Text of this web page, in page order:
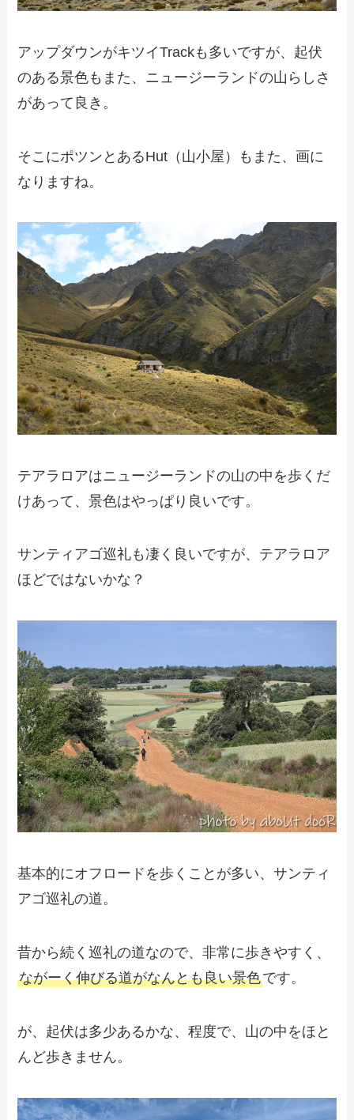
アップダウンがキツイTrackも多いですが、起伏
のある景色もまた、ニュージーランドの山らしさ
があって良き。
そこにポツンとあるHut（山小屋）もまた、画に
なりますね。
テアラロアはニュージーランドの山の中を歩くだ
けあって、景色はやっぱり良いです。
サンティアゴ巡礼も凄く良いですが、テアラロア
ほどではないかな？
基本的にオフロードを歩くことが多い、サンティ
アゴ巡礼の道。
昔から続く巡礼の道なので、非常に歩きやすく、
ながーく伸びる道がなんとも良い景色です。
が、起伏は多少あるかな、程度で、山の中をほと
んど歩きません。